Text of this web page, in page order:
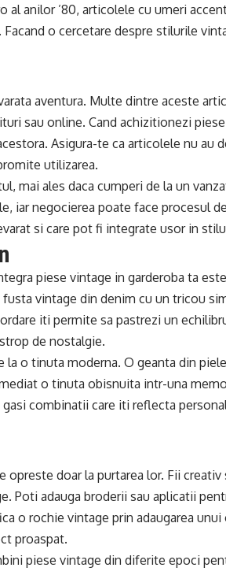
al anilor ’80, articolele cu umeri
o cercetare despre stilurile
aventura. Multe dintre aceste
sau online. Cand achizitionezi
Asigura-te ca articolele nu au
utilizarea.
mai ales daca cumperi de la un
iar negocierea poate face procesul
si care pot fi integrate usor in
piese vintage in garderoba ta
vintage din denim cu un tricou
iti permite sa pastrezi un
de nostalgie.
la o tinuta moderna. O geanta din
o tinuta obisnuita intr-una
combinatii care iti reflecta
doar la purtarea lor. Fii
Poti adauga broderii sau aplicatii
o rochie vintage prin adaugarea
proaspat.
piese vintage din diferite epoci